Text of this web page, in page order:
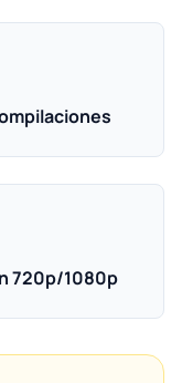
720p/1080p